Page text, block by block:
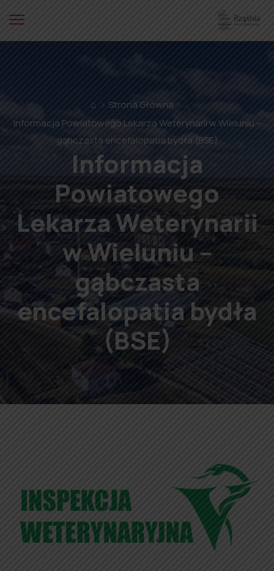
⌂
Strona Główna
Informacja Powiatowego Lekarza Weterynarii w Wieluniu –
gąbczasta encefalopatia bydła (BSE)
Informacja
Powiatowego
Lekarza Weterynarii
w Wieluniu –
gąbczasta
encefalopatia bydła
(BSE)